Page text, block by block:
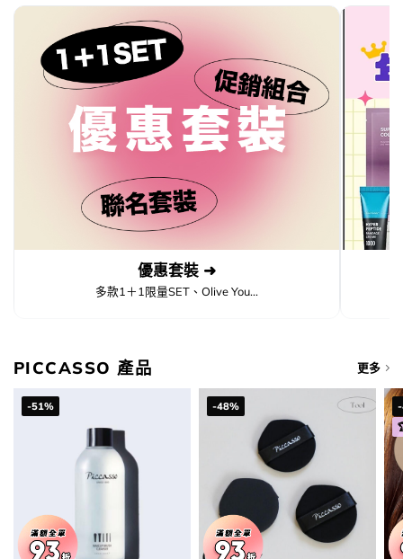
加入購物袋
優惠套裝 ➜
多款1＋1限量SET、Olive You...
PICCASSO 產品 更多
-51% -48%